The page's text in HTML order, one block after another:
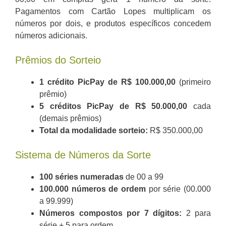
Pagamentos com Cartão Lopes multiplicam os
números por dois, e produtos específicos concedem
números adicionais.
Prêmios do Sorteio
1 crédito PicPay de R$ 100.000,00 (primeiro
prêmio)
5 créditos PicPay de R$ 50.000,00 cada
(demais prêmios)
Total da modalidade sorteio: R$ 350.000,00
Sistema de Números da Sorte
100 séries numeradas de 00 a 99
100.000 números de ordem por série (00.000
a 99.999)
Números compostos por 7 dígitos: 2 para